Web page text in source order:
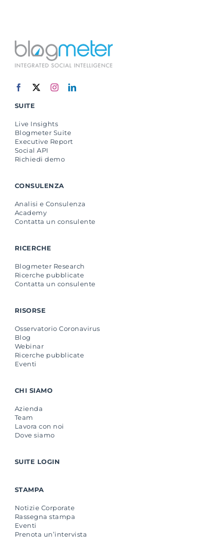
SUITE
Live Insights
Blogmeter Suite
Executive Report
Social API
Richiedi demo
CONSULENZA
Analisi e Consulenza
Academy
Contatta un consulente
RICERCHE
Blogmeter Research
Ricerche pubblicate
Contatta un consulente
RISORSE
Osservatorio Coronavirus
Blog
Webinar
Ricerche pubblicate
Eventi
CHI SIAMO
Azienda
Team
Lavora con noi
Dove siamo
SUITE LOGIN
STAMPA
Notizie Corporate
Rassegna stampa
Eventi
Prenota un’intervista